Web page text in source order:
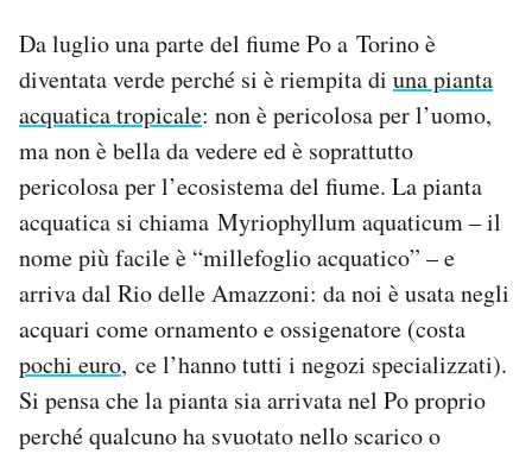
CALENDARIO
AREA PERSONALE
Area Personale
Newsletter
Hai bisogno di aiuto?
Esci
Da luglio una parte del fiume Po a Torino è
diventata verde perché si è riempita di una pianta
acquatica tropicale: non è pericolosa per l’uomo,
ma non è bella da vedere ed è soprattutto
pericolosa per l’ecosistema del fiume. La pianta
acquatica si chiama Myriophyllum aquaticum – il
nome più facile è “millefoglio acquatico” – e
arriva dal Rio delle Amazzoni: da noi è usata negli
acquari come ornamento e ossigenatore (costa
pochi euro, ce l’hanno tutti i negozi specializzati).
Si pensa che la pianta sia arrivata nel Po proprio
perché qualcuno ha svuotato nello scarico o